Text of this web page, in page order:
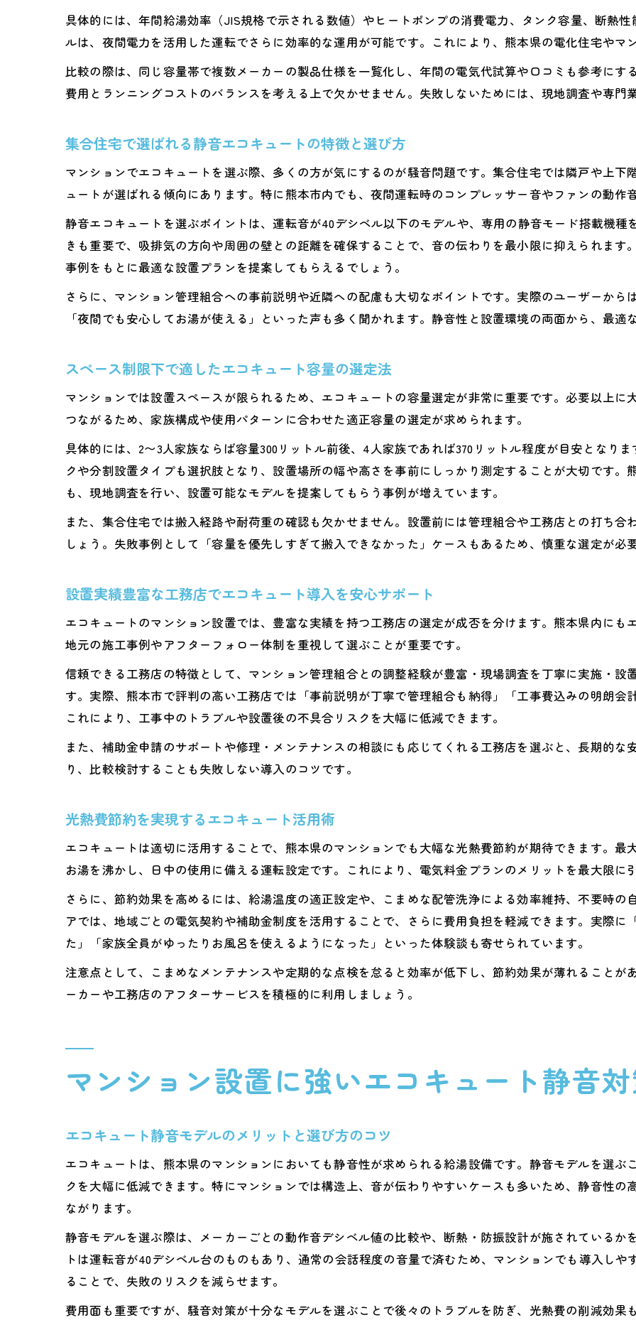
エコキュートで叶える省エネ生活の始め方ガイド
補助金の活用でお得にエコキュート導入を実現
費用と騒音を抑えた設置方法のコツ
エコキュート設置費用を抑えるための工夫とポイント
騒音リスク軽減のための施工方法と注意点
費用対効果で選ぶエコキュート設置の最適解
集合住宅特有の騒音対策と防音施工の方法
マンション暮らしで注目のエコキュート事情
マンションにおけるエコキュート導入の最新事情
暮らしを変えるエコキュートの便利機能とは
住まいの快適性を高めるエコキュート活用法
ユーザーの声から見るマンション用エコキュート
静かな環境を守る設置条件のポイント
エコキュート設置場所の選定で静音性アップ
騒音を防ぐ設置条件と配置の注意点まとめ
マンションで守るべきエコキュート設置基準
快適な環境維持のための設置条件チェック
具体的には、年間給湯効率（JIS規格で示される数値）やヒートポンプの消費電力、タンク容量、断熱
ルは、夜間電力を活用した運転でさらに効率的な運用が可能です。これにより、熊本県の電化住宅や
比較の際は、同じ容量帯で複数メーカーの製品仕様を一覧化し、年間の電気代試算や口コミも参考に
費用とランニングコストのバランスを考える上で欠かせません。失敗しないためには、現地調査や専門
集合住宅で選ばれる静音エコキュートの特徴と選び方
マンションでエコキュートを選ぶ際、多くの方が気にするのが騒音問題です。集合住宅では隣戸や上
ュートが選ばれる傾向にあります。特に熊本市内でも、夜間運転時のコンプレッサー音やファンの動
静音エコキュートを選ぶポイントは、運転音が40デシベル以下のモデルや、専用の静音モード搭載機
きも重要で、吸排気の方向や周囲の壁との距離を確保することで、音の伝わりを最小限に抑えられま
事例をもとに最適な設置プランを提案してもらえるでしょう。
さらに、マンション管理組合への事前説明や近隣への配慮も大切なポイントです。実際のユーザーか
「夜間でも安心してお湯が使える」といった声も多く聞かれます。静音性と設置環境の両面から、最適
スペース制限下で適したエコキュート容量の選定法
マンションでは設置スペースが限られるため、エコキュートの容量選定が非常に重要です。必要以上
つながるため、家族構成や使用パターンに合わせた適正容量の選定が求められます。
具体的には、2〜3人家族ならば容量300リットル前後、4人家族であれば370リットル程度が目安となり
クや分割設置タイプも選択肢となり、設置場所の幅や高さを事前にしっかり測定することが大切です
も、現地調査を行い、設置可能なモデルを提案してもらう事例が増えています。
また、集合住宅では搬入経路や耐荷重の確認も欠かせません。設置前には管理組合や工務店との打ち
しょう。失敗事例として「容量を優先しすぎて搬入できなかった」ケースもあるため、慎重な選定が必
設置実績豊富な工務店でエコキュート導入を安心サポート
エコキュートのマンション設置では、豊富な実績を持つ工務店の選定が成否を分けます。熊本県内に
地元の施工事例やアフターフォロー体制を重視して選ぶことが重要です。
信頼できる工務店の特徴として、マンション管理組合との調整経験が豊富・現場調査を丁寧に実施・
す。実際、熊本市で評判の高い工務店では「事前説明が丁寧で管理組合も納得」「工事費込みの明朗
これにより、工事中のトラブルや設置後の不具合リスクを大幅に低減できます。
また、補助金申請のサポートや修理・メンテナンスの相談にも応じてくれる工務店を選ぶと、長期的
り、比較検討することも失敗しない導入のコツです。
光熱費節約を実現するエコキュート活用術
エコキュートは適切に活用することで、熊本県のマンションでも大幅な光熱費節約が期待できます。
お湯を沸かし、日中の使用に備える運転設定です。これにより、電気料金プランのメリットを最大限に
さらに、節約効果を高めるには、給湯温度の適正設定や、こまめな配管洗浄による効率維持、不要時
アでは、地域ごとの電気契約や補助金制度を活用することで、さらに費用負担を軽減できます。実際に
た」「家族全員がゆったりお風呂を使えるようになった」といった体験談も寄せられています。
注意点として、こまめなメンテナンスや定期的な点検を怠ると効率が低下し、節約効果が薄れること
ーカーや工務店のアフターサービスを積極的に利用しましょう。
マンション設置に強いエコキュート静音
エコキュート静音モデルのメリットと選び方のコツ
エコキュートは、熊本県のマンションにおいても静音性が求められる給湯設備です。静音モデルを選
クを大幅に低減できます。特にマンションでは構造上、音が伝わりやすいケースも多いため、静音性
ながります。
静音モデルを選ぶ際は、メーカーごとの動作音デシベル値の比較や、断熱・防振設計が施されている
トは運転音が40デシベル台のものもあり、通常の会話程度の音量で済むため、マンションでも導入し
ることで、失敗のリスクを減らせます。
費用面も重要ですが、騒音対策が十分なモデルを選ぶことで後々のトラブルを防ぎ、光熱費の削減効